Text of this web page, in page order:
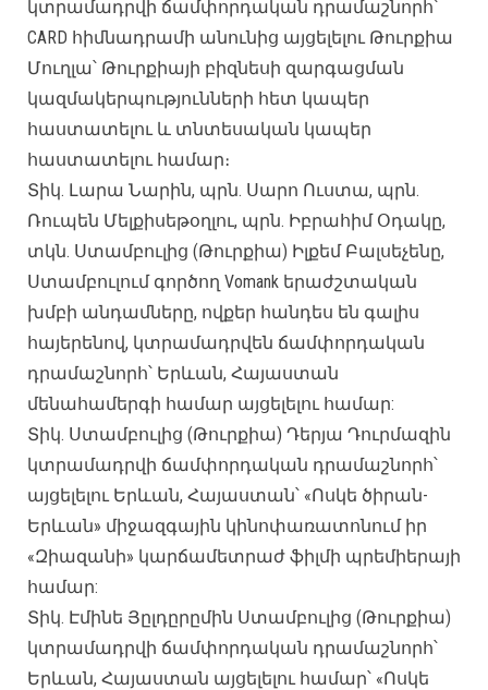
կտրամադրվի ճամփորդական դրամաշնորհ՝
CARD հիմնադրամի անունից այցելելու Թուրքիա
Մուղլա՝ Թուրքիայի բիզնեսի զարգացման
կազմակերպությունների հետ կապեր
հաստատելու և տնտեսական կապեր
հաստատելու համար։
Տիկ. Լարա Նարին, պրն. Սարո Ուստա, պրն.
Ռուպեն Մելքիսեթօղլու, պրն. Իբրահիմ Օդակը,
տկն. Ստամբուլից (Թուրքիա) Իլքեմ Բալսեչենը,
Ստամբուլում գործող Vomank երաժշտական ​​
խմբի անդամները, ովքեր հանդես են գալիս
հայերենով, կտրամադրվեն ճամփորդական
դրամաշնորհ՝ Երևան, Հայաստան
մենահամերգի համար այցելելու համար:
Տիկ. Ստամբուլից (Թուրքիա) Դերյա Դուրմազին
կտրամադրվի ճամփորդական դրամաշնորհ՝
այցելելու Երևան, Հայաստան՝ «Ոսկե ծիրան-
Երևան» միջազգային կինոփառատոնում իր
«Զիազանի» կարճամետրաժ ֆիլմի պրեմիերայի
համար:
Տիկ. Էմինե Յըլդըրըմին Ստամբուլից (Թուրքիա)
կտրամադրվի ճամփորդական դրամաշնորհ՝
Երևան, Հայաստան այցելելու համար՝ «Ոսկե